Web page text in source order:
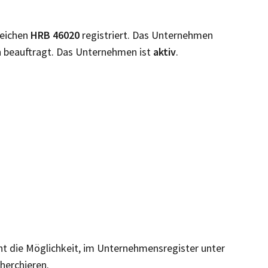
HRB 46020 registriert. Das Unternehmen
beauftragt. Das Unternehmen ist aktiv.
die Möglichkeit, im Unternehmensregister unter